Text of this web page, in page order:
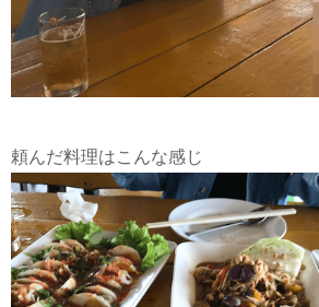
頼んだ料理はこんな感じ